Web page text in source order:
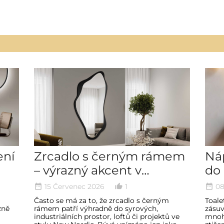
Zrcadlo s černým rámem
– výrazný akcent v
interiéru
date_range 15 Červenec 2026 thumb_up_alt 1
Často se má za to, že zrcadlo s černým
rámem patří výhradně do syrových,
industriálních prostor, loftů či projektů ve
do
date_range